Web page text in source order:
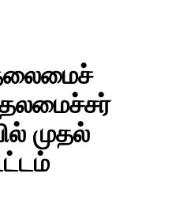
முதல்